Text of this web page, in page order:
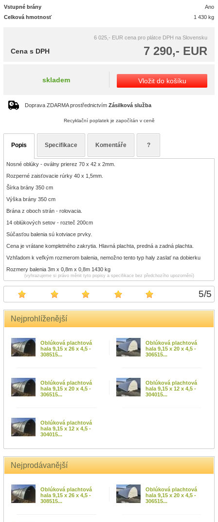
5/5
Nejprohlíženější
Oblúková plachtová
hala 9,15 x 26 x 4,5 -
308515...
Oblúková plachtová
hala 9,15 x 20 x 4,5 -
306515...
Oblúková plachtová
hala 9,15 x 20 x 4,5 -
306515...
Oblúková plachtová
hala 9,15 x 12 x 4,5 -
304015...
Oblúková plachtová
hala 9,15 x 12 x 4,5 -
304015...
Nejprodávanější
Oblúková plachtová
hala 9,15 x 26 x 4,5 -
308515...
Oblúková plachtová
hala 9,15 x 20 x 4,5 -
306515...
Vstupné brány
Ano
Celková hmotnosť
1 430 kg
6 025,- EUR cena pro plátce DPH na Slovensku
7 290,- EUR
Cena s DPH
skladem Vložit do košíku
Doprava ZDARMA prostřednictvím Zásilková služba
Recyklační poplatek je započítán v ceně
Popis Specifikace Komentáře ?
Nosné oblúky - oválny prierez 70 x 42 x 2mm.
Rozperné zaisťovacie rúrky 40 x 1,5mm.
Šírka brány 350 cm
Výška brány 350 cm
Brána z oboch strán - rolovacia.
14 oblúkových setov - rozteč 200cm
Súčasťou balenia sú kotviace prvky.
Cena je vrátane kompletného zakrytia. Hlavná plachta, predná a zadná plachta.
Vzhľadom k veľkým rozmerom balenia, nemožno tento typ haly zaslať na dobierku
Rozmery balenia 3m x 0,8m x 0,8m 1430 kg
(vyhrazujeme si právo měnit tyto popisy a specifikace bez předchozího upozornění)